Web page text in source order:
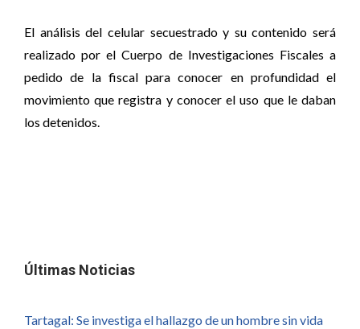
El análisis del celular secuestrado y su contenido será
realizado por el Cuerpo de Investigaciones Fiscales a
pedido de la fiscal para conocer en profundidad el
movimiento que registra y conocer el uso que le daban
los detenidos.
Últimas Noticias
Tartagal: Se investiga el hallazgo de un hombre sin vida